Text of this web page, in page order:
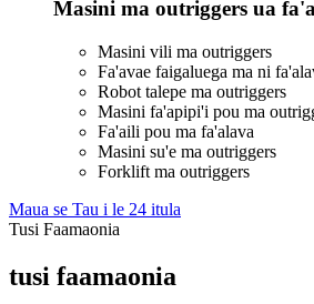
Masini ma outriggers ua
Masini vili ma outriggers
Fa'avae faigaluega ma ni
Robot talepe ma outriggers
Masini fa'apipi'i pou ma
Fa'aili pou ma fa'alava
Masini su'e ma outriggers
Forklift ma outriggers
Maua se Tau i le 24 itula
Tusi Faamaonia
tusi faamaonia